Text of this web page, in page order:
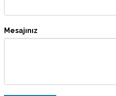
Mesajınız